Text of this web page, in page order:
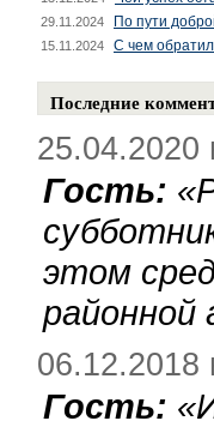
29.11.2024 По пути
15.11.2024 С чем
Последние
25.04.2020
Гость: «
этом
районной
06.12.2018
Гость: «